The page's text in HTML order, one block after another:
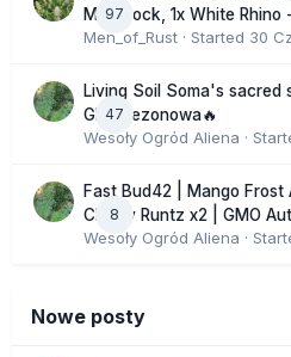
97
Moonrock, 1x White Rhino
Men_of_Rust · Started 30
47
Living Soil Soma's sacred
GHS sezonowa🔥
Wesoły Ogród Aliena ·
8
Fast Bud42 | Mango Frost
Cherry Runtz x2 | GMO
Wesoły Ogród Aliena ·
Nowe posty